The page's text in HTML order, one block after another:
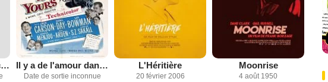
Le Chevalier de Bacchus Il y a de l'amour dans l'air
Date de sortie inconnue
L'Héritière
20 février 2006
Moonrise
4 août 1950